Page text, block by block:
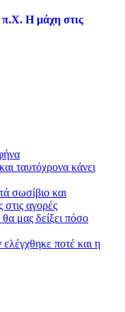
π.Χ. Η μάχη στις
ταυτόχρονα κάνει
σωσίβιο και
στις αγορές
μας δείξει πόσο
ποτέ και η